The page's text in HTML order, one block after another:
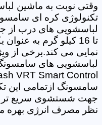
وقتی نوبت به ماشین
تکنولوژی کره ای
تا 16 کیلو گرم به
نمایی می کند.برخی از
سامسونگ ازتمامی این
جهت شستشوی سریع تر
نظر مصرف انرژی بهره